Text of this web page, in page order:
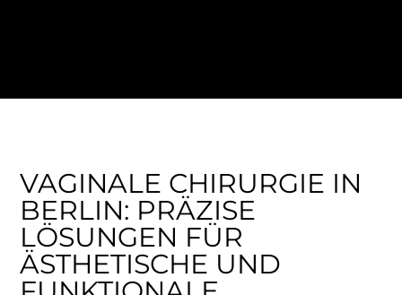
VAGINALE CHIRURGIE IN
BERLIN: PRÄZISE
LÖSUNGEN FÜR
ÄSTHETISCHE UND